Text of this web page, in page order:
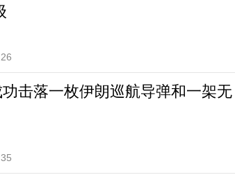
击落一枚伊朗巡航导弹和一架无